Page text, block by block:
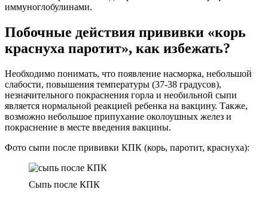
иммуноглобулинами.
Побочные действия прививки «корь
краснуха паротит», как избежать?
Необходимо понимать, что появление насморка, небольшой
слабости, повышения температуры (37-38 градусов),
незначительного покраснения горла и необильной сыпи
является нормальной реакцией ребенка на вакцину. Также,
возможно небольшое припухание околоушных желез и
покраснение в месте введения вакцины.
Фото сыпи после прививки КПК (корь, паротит, краснуха):
Сыпь после КПК